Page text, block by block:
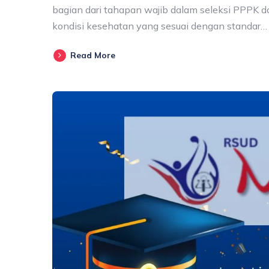
bagian dari tahapan wajib dalam seleksi PPPK
kondisi kesehatan yang sesuai dengan standar…
Read More